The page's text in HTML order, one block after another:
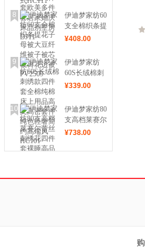
套居家婚庆床
品别墅房
DJ11
8
伊迪梦家纺60
支全棉织条提
花子母被大豆
被褥花边被
PV2509
¥408.00
9
伊迪梦家纺
60S长绒棉刺
绣款四件套全
品高支高密套
件纯色轻奢简
约高端风
HC101
¥339.00
10
伊迪梦家纺80
支高档莱赛尔
蕾丝刺绣花四
质居家用床上
¥738.00